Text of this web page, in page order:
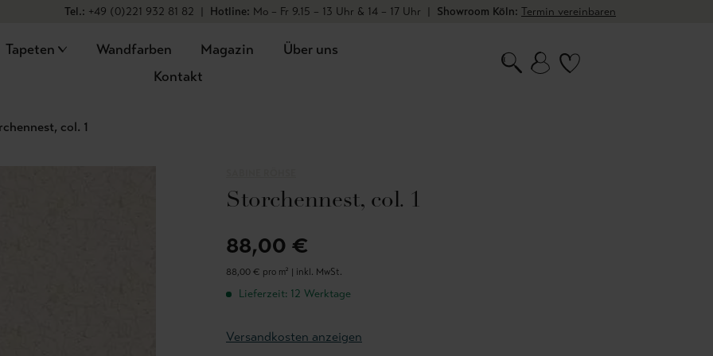
Tel.: +49 (0)221 932 81 82 | Hotline: Mo – Fr 9.15 – 13 Uhr & 14 – 17 Uhr | Showroom Köln: Termin vereinbaren
Tapeten Wandfarben Magazin
Über uns
Kontakt
col. 1
Storchennest, col. 1
88,00 €
88,00 € pro m² | inkl. MwSt.
Lieferzeit: 12 Werktage
Versandkosten anzeigen